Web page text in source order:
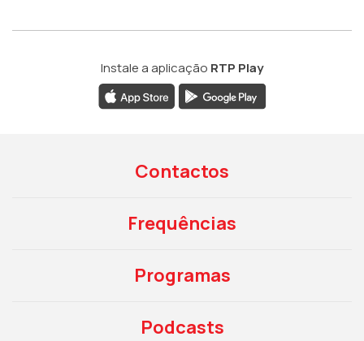
Instale a aplicação RTP Play
Contactos
Frequências
Programas
Podcasts